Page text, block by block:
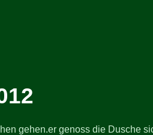
gehen.er genoss die Dusche